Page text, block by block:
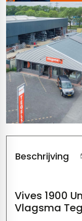
Beschrijving
Vives 1900
Vlagsma